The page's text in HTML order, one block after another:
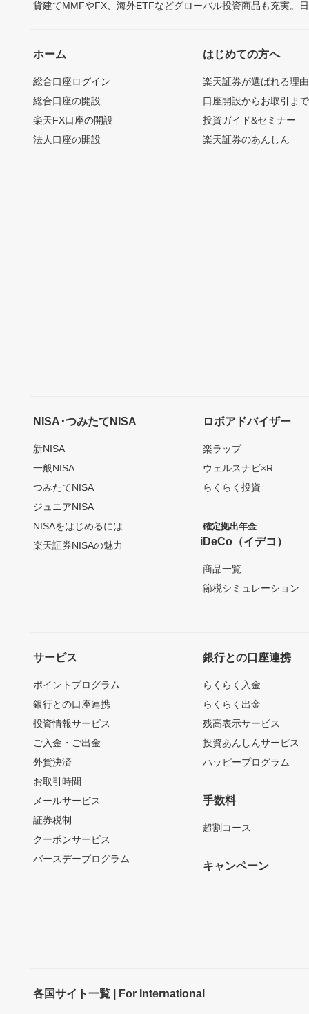
貨建てMMFやFX、海外ETFなどグローバル投資商品も充実。
ホーム
総合口座ログイン
総合口座の開設
楽天FX口座の開設
法人口座の開設
はじめての方へ
楽天証券が選ばれる理由
口座開設からお取引ま
投資ガイド&セミナー
楽天証券のあんしん
NISA･つみたてNISA
新NISA
一般NISA
つみたてNISA
ジュニアNISA
NISAをはじめるには
楽天証券NISAの魅力
ロボアドバイザー
楽ラップ
ウェルスナビ×R
らくらく投資
確定拠出年金
iDeCo（イデコ）
商品一覧
節税シミュレーション
サービス
ポイントプログラム
銀行との口座連携
投資情報サービス
ご入金・ご出金
外貨決済
お取引時間
メールサービス
証券税制
クーポンサービス
バースデープログラム
銀行との口座連携
らくらく入金
らくらく出金
残高表示サービス
投資あんしんサービス
ハッピープログラム
手数料
超割コース
キャンペーン
各国サイト一覧 | For International